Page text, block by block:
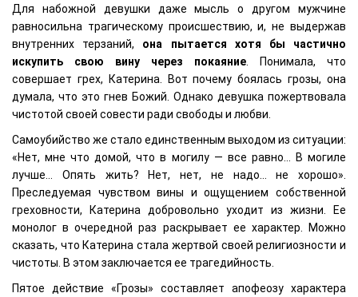
Для набожной девушки даже мысль о другом мужчине
равносильна трагическому происшествию, и, не выдержав
внутренних терзаний, она пытается хотя бы частично
искупить свою вину через покаяние . Понимала, что
совершает грех, Катерина. Вот почему боялась грозы, она
думала, что это гнев Божий. Однако девушка пожертвовала
чистотой своей совести ради свободы и любви.
Самоубийство же стало единственным выходом из ситуации:
«Нет, мне что домой, что в могилу — все равно… В могиле
лучше… Опять жить? Нет, нет, не надо… не хорошо».
Преследуемая чувством вины и ощущением собственной
греховности, Катерина добровольно уходит из жизни. Ее
монолог в очередной раз раскрывает ее характер. Можно
сказать, что Катерина стала жертвой своей религиозности и
чистоты. В этом заключается ее трагедийность.
Пятое действие «Грозы» составляет апофеозу характера